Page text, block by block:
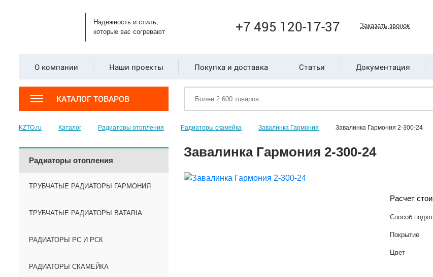
Надежность и стиль,
которые вас согревают
+7 495 120-17-37 Заказать звонок
О компании Наши проекты Покупка и доставка Статьи Документация
КАТАЛОГ ТОВАРОВ
KZTO.ru Каталог Радиаторы отопления Радиаторы скамейка Завалинка Гармония Завалинка Гармония 2-300-24
Радиаторы отопления
ТРУБЧАТЫЕ РАДИАТОРЫ ГАРМОНИЯ
ТРУБЧАТЫЕ РАДИАТОРЫ BATARIA
РАДИАТОРЫ РС И РСК
РАДИАТОРЫ СКАМЕЙКА
Завалинка Гармония 2-300-24
Расчет
Способ
Покрытие
Цвет